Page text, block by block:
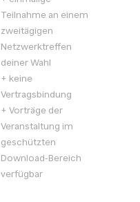
Teilnahme an einem
zweitägigen
Netzwerktreffen
deiner Wahl
+ keine
Vertragsbindung
+ Vorträge der
Veranstaltung im
geschützten
Download-Bereich
verfügbar